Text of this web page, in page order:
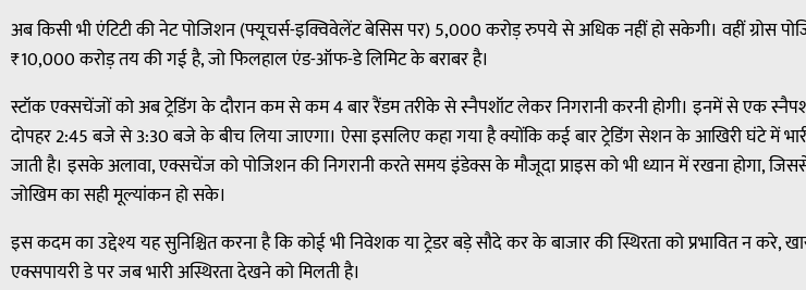
अब किसी भी एंटिटी की नेट पोजिशन (फ्यूचर्स-इक्विवेलेंट बेसिस पर) 5,000 करोड़ रुपये से अधिक नहीं हो सकेगी। वहीं ग्रोस
₹10,000 करोड़ तय की गई है, जो फिलहाल एंड-ऑफ-डे लिमिट के बराबर है।
स्टॉक एक्सचेंजों को अब ट्रेडिंग के दौरान कम से कम 4 बार रैंडम तरीके से स्नैपशॉट लेकर निगरानी करनी होगी। इनमें से एक
दोपहर 2:45 बजे से 3:30 बजे के बीच लिया जाएगा। ऐसा इसलिए कहा गया है क्योंकि कई बार ट्रेडिंग सेशन के आखिरी घंटे में
जाती है। इसके अलावा, एक्सचेंज को पोजिशन की निगरानी करते समय इंडेक्स के मौजूदा प्राइस को भी ध्यान में रखना होगा,
जोखिम का सही मूल्यांकन हो सके।
इस कदम का उद्देश्य यह सुनिश्चित करना है कि कोई भी निवेशक या ट्रेडर बड़े सौदे कर के बाजार की स्थिरता को प्रभावित न करे,
एक्सपायरी डे पर जब भारी अस्थिरता देखने को मिलती है।